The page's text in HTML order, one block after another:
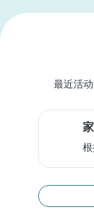
最近活动